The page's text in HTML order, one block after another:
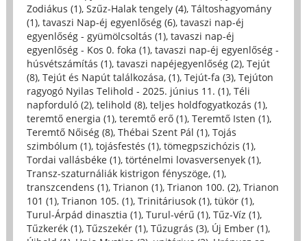
Zodiákus (1), Szűz-Halak tengely (4), Táltoshagyomány
(1), tavaszi Nap-éj egyenlőség (6), tavaszi nap-éj
egyenlőség - gyümölcsoltás (1), tavaszi nap-éj
egyenlőség - Kos 0. foka (1), tavaszi nap-éj egyenlőség -
húsvétszámítás (1), tavaszi napéjegyenlőség (2), Tejút
(8), Tejút és Napút találkozása, (1), Tejút-fa (3), Tejúton
ragyogó Nyilas Telihold - 2025. június 11. (1), Téli
napforduló (2), telihold (8), teljes holdfogyatkozás (1),
teremtő energia (1), teremtő erő (1), Teremtő Isten (1),
Teremtő Nőiség (8), Thébai Szent Pál (1), Tojás
szimbólum (1), tojásfestés (1), tömegpszichózis (1),
Tordai vallásbéke (1), történelmi lovasversenyek (1),
Transz-szaturnáliák kistrigon fényszöge, (1),
transzcendens (1), Trianon (1), Trianon 100. (2), Trianon
101 (1), Trianon 105. (1), Trinitáriusok (1), tükör (1),
Turul-Árpád dinasztia (1), Turul-vérű (1), Tűz-Víz (1),
Tűzkerék (1), Tűzszekér (1), Tűzugrás (3), Új Ember (1),